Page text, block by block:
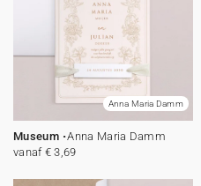
Anna Maria Damm
Museum
Anna Maria Damm
vanaf € 3,69